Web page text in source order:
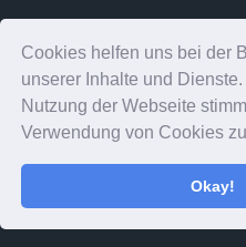
Cookies helfen uns bei der
unserer Inhalte und
Nutzung der Webseite
Verwendung von Cookies
Okay!